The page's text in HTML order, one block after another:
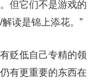
但它们不是游戏的
读是锦上添花。”
贬低自己专精的领
有更重要的东西在